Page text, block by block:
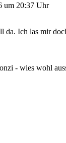
um 20:37 Uhr
Ich las mir
- wies wohl